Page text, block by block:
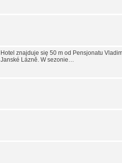
Hotel znajduje się 50 m od Pensjonatu
Janské Lázně. W sezonie…